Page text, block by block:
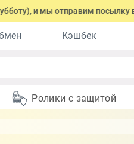
и мы отправим посылку в
Кэшбек
Ролики с защитой